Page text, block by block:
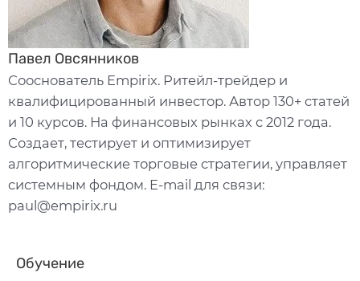
Павел Овсянников
Сооснователь Empirix. Ритейл-трейдер и
квалифицированный инвестор. Автор 130+ статей
и 10 курсов. На финансовых рынках с 2012 года.
Создает, тестирует и оптимизирует
алгоритмические торговые стратегии, управляет
системным фондом. E-mail для связи:
paul@empirix.ru
Обучение